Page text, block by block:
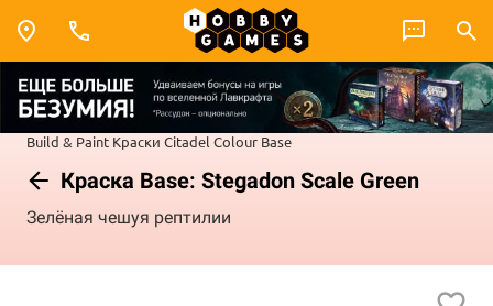
Build & Paint Краски Citadel Colour Base
Краска Base: Stegadon Scale Green
Зелёная чешуя рептилии